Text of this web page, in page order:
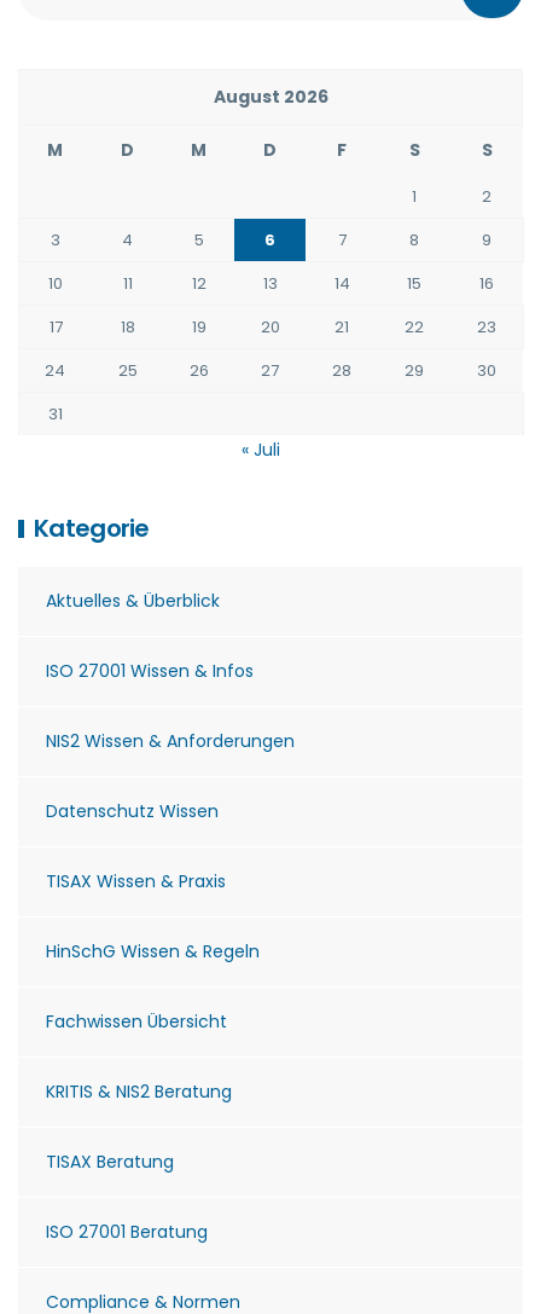
August 2026
M D M D F S S
1
2
3
4 5 6 7 8
9
10
11 12 13 14 15
16
17
18 19 20 21 22
23
24
25 26 27 28 29
30
31
« Juli
Kategorie
Aktuelles & Überblick
ISO 27001 Wissen & Infos
NIS2 Wissen & Anforderungen
Datenschutz Wissen
TISAX Wissen & Praxis
HinSchG Wissen & Regeln
Fachwissen Übersicht
KRITIS & NIS2 Beratung
TISAX Beratung
ISO 27001 Beratung
Compliance & Normen